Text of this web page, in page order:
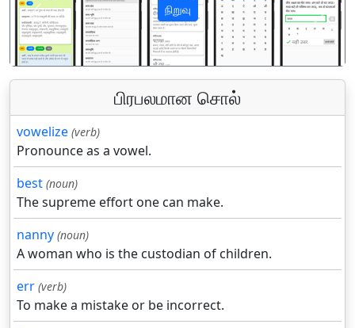
நிறுவு
पिछला अगला
பிரபலமான சொல்
vowelize (verb)
Pronounce as a vowel.
best (noun)
The supreme effort one can make.
nanny (noun)
A woman who is the custodian of children.
err (verb)
To make a mistake or be incorrect.